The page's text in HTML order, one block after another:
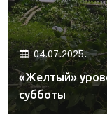
04.07.2025.
«Желтый»
субботы